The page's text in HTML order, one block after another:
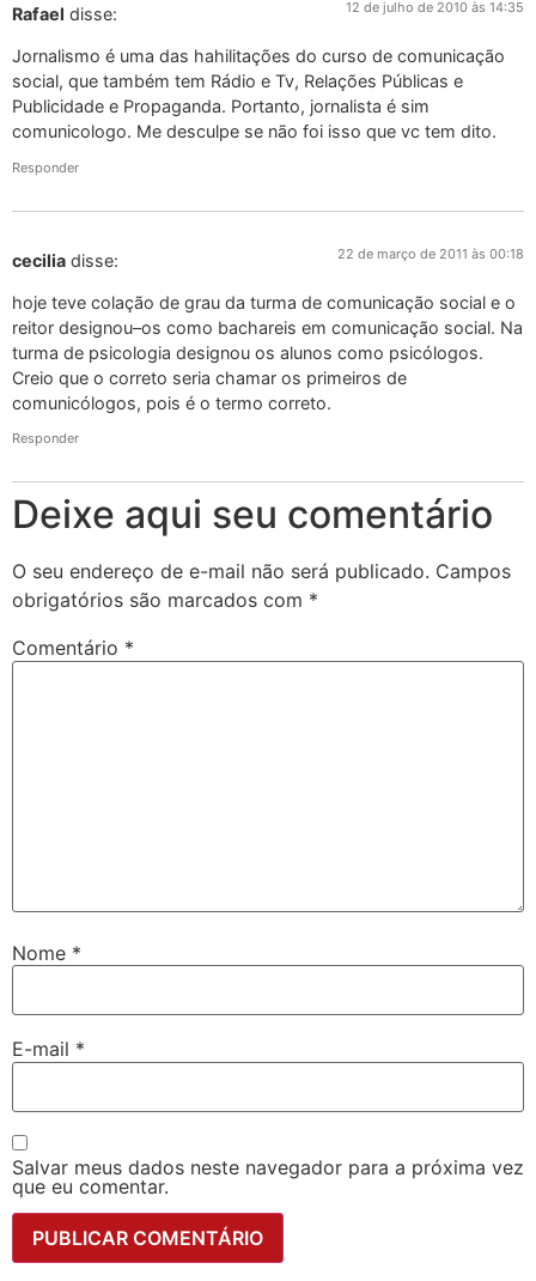
Rafael disse: 12 de julho de 2010 às 14:35
Jornalismo é uma das hahilitações do curso de comunicação
social, que também tem Rádio e Tv, Relações Públicas e
Publicidade e Propaganda. Portanto, jornalista é sim
comunicologo. Me desculpe se não foi isso que vc tem dito.
Responder
cecilia disse: 22 de março de 2011 às 00:18
hoje teve colação de grau da turma de comunicação social e o
reitor designou–os como bachareis em comunicação social. Na
turma de psicologia designou os alunos como psicólogos.
Creio que o correto seria chamar os primeiros de
comunicólogos, pois é o termo correto.
Responder
Deixe aqui seu comentário
O seu endereço de e-mail não será publicado. Campos
obrigatórios são marcados com *
Comentário *
Nome *
E-mail *
Salvar meus dados neste navegador para a próxima vez
que eu comentar.